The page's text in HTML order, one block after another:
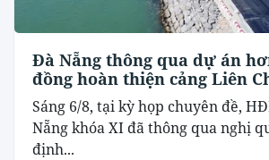
Đà Nẵng thông qua dự án
đồng hoàn thiện cảng Liên
Sáng 6/8, tại kỳ họp chuyên đề,
Nẵng khóa XI đã thông qua nghị
định...